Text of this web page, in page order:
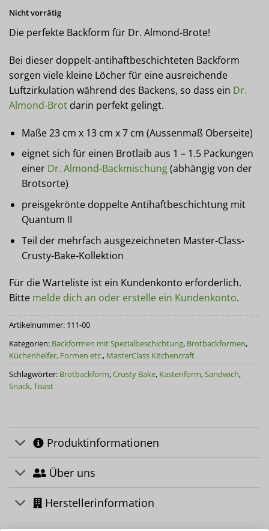
Nicht vorrätig
Die perfekte Backform für Dr. Almond-Brote!
Bei dieser doppelt-antihaftbeschichteten Backform
sorgen viele kleine Löcher für eine ausreichende
Luftzirkulation während des Backens, so dass ein Dr.
Almond-Brot darin perfekt gelingt.
Maße 23 cm x 13 cm x 7 cm (Aussenmaß Oberseite)
eignet sich für einen Brotlaib aus 1 – 1.5 Packungen
einer Dr. Almond-Backmischung(abhängig von der
Brotsorte)
preisgekrönte doppelte Antihaftbeschichtung mit
Quantum II
Teil der mehrfach ausgezeichneten Master-Class-
Crusty-Bake-Kollektion
Für die Warteliste ist ein Kundenkonto erforderlich.
Bitte melde dich an oder erstelle ein Kundenkonto.
Artikelnummer: 111-00
Kategorien: Backformen mit Spezialbeschichtung, Brotbackformen,
Küchenhelfer, Formen etc., MasterClass Kitchencraft
Schlagwörter: Brotbackform,Crusty Bake, Kastenform,Sandwich,
Snack,Toast
Produktinformationen
Über uns
Herstellerinformation